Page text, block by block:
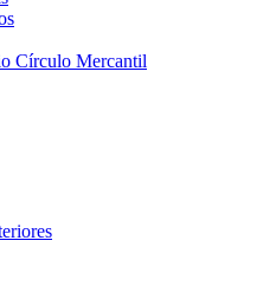
Círculo Mercantil